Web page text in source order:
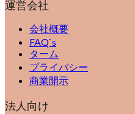
運営会社
会社概要
FAQ`s
ターム
プライバシー
商業開示
法人向け